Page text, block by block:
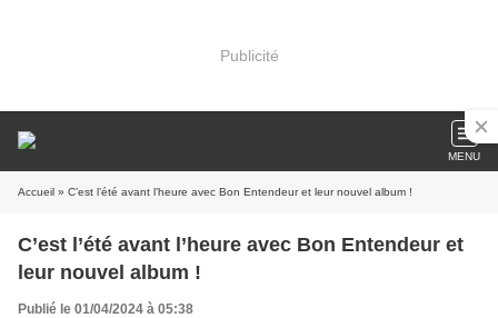
Publicité
MENU
Accueil » C’est l’été avant l’heure avec Bon Entendeur et leur nouvel album !
C’est l’été avant l’heure avec Bon Entendeur et
leur nouvel album !
Publié le 01/04/2024 à 05:38